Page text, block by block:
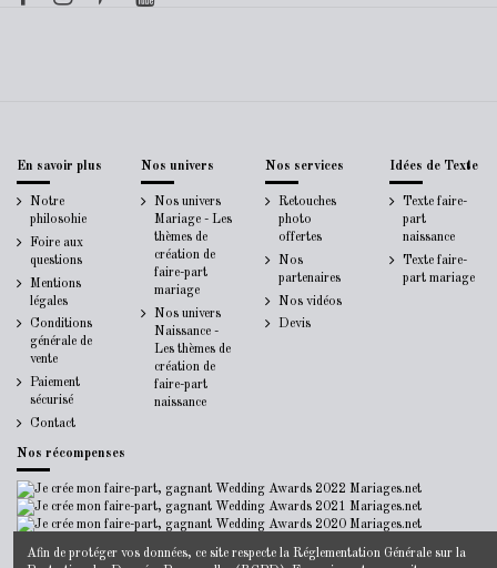
En savoir plus
Notre
philosohie
Foire aux
questions
Mentions
légales
Conditions
générale de
vente
Paiement
sécurisé
Contact
Nos univers
Nos univers
Mariage - Les
thèmes de
création de
faire-part
mariage
Nos univers
Naissance -
Les thèmes de
création de
faire-part
naissance
Nos services
Retouches
photo
offertes
Nos
partenaires
Nos vidéos
Devis
Idées de Texte
Texte faire-
part
naissance
Texte faire-
part mariage
Nos récompenses
Afin de protéger vos données, ce site respecte la Réglementation Générale sur la